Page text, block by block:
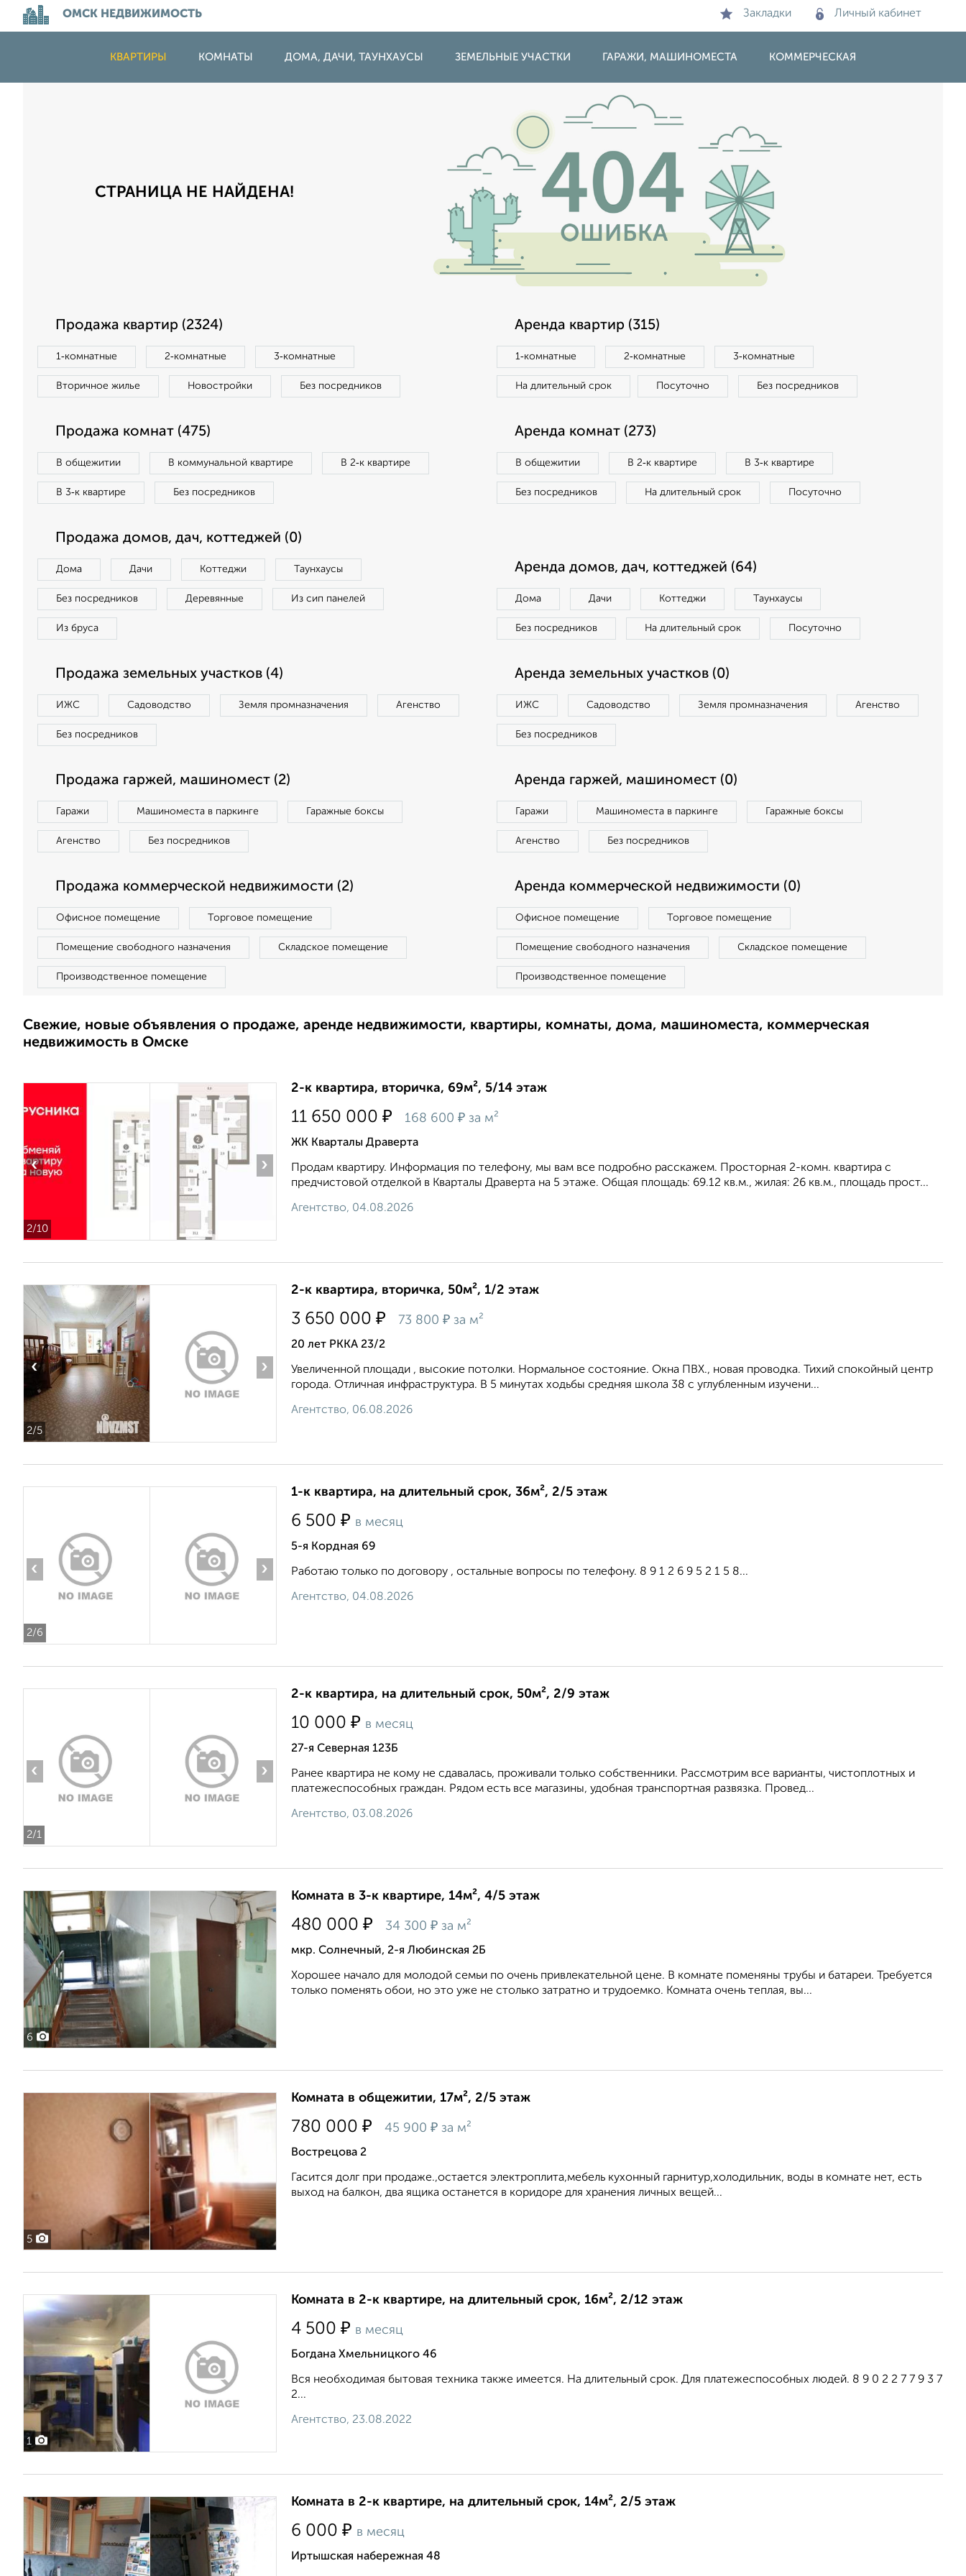
ОМСК НЕДВИЖИМОСТЬ Закладки Личный кабинет
КВАРТИРЫ КОМНАТЫ ДОМА, ДАЧИ, ТАУНХАУСЫ ЗЕМЕЛЬНЫЕ УЧАСТКИ ГАРАЖИ, МАШИНОМЕСТА КОММЕРЧЕСКАЯ
СТРАНИЦА НЕ НАЙДЕНА!
Продажа квартир (2324)
1‑комнатные 2‑комнатные 3‑комнатные
Вторичное жилье Новостройки Без посредников
Аренда квартир (315)
1‑комнатные 2‑комнатные 3‑комнатные
На длительный срок Посуточно Без посредников
Продажа комнат (475)
В общежитии В коммунальной квартире В 2‑к квартире
В 3‑к квартире Без посредников
Аренда комнат (273)
В общежитии В 2‑к квартире В 3‑к квартире
Без посредников На длительный срок Посуточно
Продажа домов, дач, коттеджей (0)
Дома Дачи Коттеджи Таунхаусы
Без посредников Деревянные Из сип панелей
Из бруса
Аренда домов, дач, коттеджей (64)
Дома Дачи Коттеджи Таунхаусы
Без посредников На длительный срок Посуточно
Продажа земельных участков (4)
ИЖС Садоводство Земля промназначения Агенство
Без посредников
Аренда земельных участков (0)
ИЖС Садоводство Земля промназначения Агенство
Без посредников
Продажа гаржей, машиномест (2)
Гаражи Машиноместа в паркинге Гаражные боксы
Агенство Без посредников
Аренда гаржей, машиномест (0)
Гаражи Машиноместа в паркинге Гаражные боксы
Агенство Без посредников
Продажа коммерческой недвижимости (2)
Офисное помещение Торговое помещение
Помещение свободного назначения Складское помещение
Производственное помещение
Аренда коммерческой недвижимости (0)
Офисное помещение Торговое помещение
Помещение свободного назначения Складское помещение
Производственное помещение
Свежие, новые объявления о продаже, аренде недвижимости, квартиры, комнаты, дома, машиноместа, коммерческая
недвижимость в Омске
2/10
‹ ›
2-к квартира, вторичка, 69м², 5/14 этаж
11 650 000 ₽ 168 600 ₽ за м²
ЖК Кварталы Драверта
Продам квартиру. Информация по телефону, мы вам все подробно расскажем. Просторная 2-комн. квартира с
предчистовой отделкой в Кварталы Драверта на 5 этаже. Общая площадь: 69.12 кв.м., жилая: 26 кв.м., площадь прост...
Агентство, 04.08.2026
2/5
‹ ›
2-к квартира, вторичка, 50м², 1/2 этаж
3 650 000 ₽ 73 800 ₽ за м²
20 лет РККА 23/2
Увеличенной площади , высокие потолки. Нормальное состояние. Окна ПВХ., новая проводка. Тихий спокойный центр
города. Отличная инфраструктура. В 5 минутах ходьбы средняя школа 38 с углубленным изучени...
Агентство, 06.08.2026
2/6
‹ ›
1-к квартира, на длительный срок, 36м², 2/5 этаж
6 500 ₽ в месяц
5-я Кордная 69
Работаю только по договору , остальные вопросы по телефону. 8 9 1 2 6 9 5 2 1 5 8...
Агентство, 04.08.2026
2/1
‹ ›
2-к квартира, на длительный срок, 50м², 2/9 этаж
10 000 ₽ в месяц
27-я Северная 123Б
Ранее квартира не кому не сдавалась, проживали только собственники. Рассмотрим все варианты, чистоплотных и
платежеспособных граждан. Рядом есть все магазины, удобная транспортная развязка. Провед...
Агентство, 03.08.2026
6
Комната в 3-к квартире, 14м², 4/5 этаж
480 000 ₽ 34 300 ₽ за м²
мкр. Солнечный, 2-я Любинская 2Б
Хорошее начало для молодой семьи по очень привлекательной цене. В комнате поменяны трубы и батареи. Требуется
только поменять обои, но это уже не столько затратно и трудоемко. Комната очень теплая, вы...
5
Комната в общежитии, 17м², 2/5 этаж
780 000 ₽ 45 900 ₽ за м²
Вострецова 2
Гасится долг при продаже.,остается электроплита,мебель кухонный гарнитур,холодильник, воды в комнате нет, есть
выход на балкон, два ящика останется в коридоре для хранения личных вещей...
1
Комната в 2-к квартире, на длительный срок, 16м², 2/12 этаж
4 500 ₽ в месяц
Богдана Хмельницкого 46
Вся необходимая бытовая техника также имеется. На длительный срок. Для платежеспособных людей. 8 9 0 2 2 7 7 9 3 7
2...
Агентство, 23.08.2022
Комната в 2-к квартире, на длительный срок, 14м², 2/5 этаж
6 000 ₽ в месяц
Иртышская набережная 48